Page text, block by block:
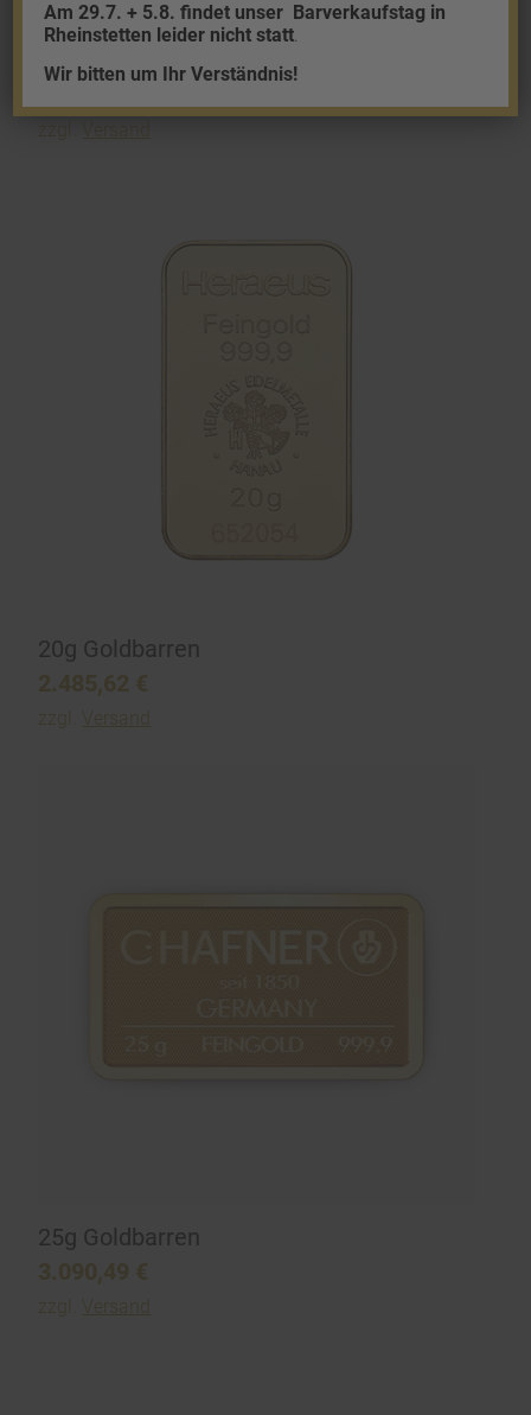
10g Goldbarren Resale
20g Goldbarren
2.485,62 €
zzgl. Versand
25g Goldbarren
3.090,49 €
zzgl. Versand
Am 29.7. + 5.8. findet unser Barverkaufstag in
Rheinstetten leider nicht statt.
Wir bitten um Ihr Verständnis!